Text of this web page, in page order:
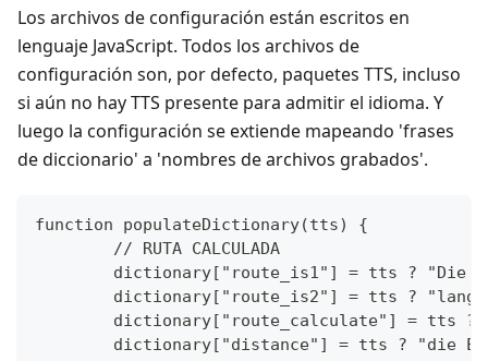
Los archivos de configuración están escritos en
lenguaje JavaScript. Todos los archivos de
configuración son, por defecto, paquetes TTS, incluso
si aún no hay TTS presente para admitir el idioma. Y
luego la configuración se extiende mapeando 'frases
de diccionario' a 'nombres de archivos grabados'.
function populateDictionary(tts) {
	// RUTA CALCULADA
dictionary["route_is1"] = tts ? "Die
dictionary["route_is2"] = tts ?
dictionary["route_calculate"] = tts
dictionary["distance"] = tts ? "die